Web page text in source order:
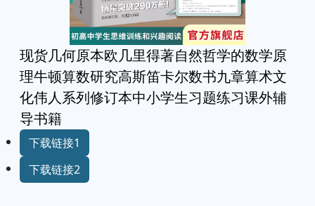
现货几何原本欧几里得著自然哲学的数学原
理牛顿算数研究高斯笛卡尔数书九章算术文
化伟人系列修订本中小学生习题练习课外辅
导书籍
下载链接1
下载链接2